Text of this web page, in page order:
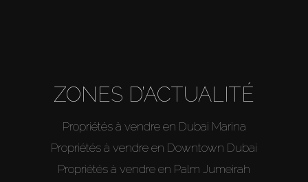
ZONES D’ACTUALITÉ
Propriétés à vendre en Dubai Marina
Propriétés à vendre en Downtown Dubai
Propriétés à vendre en Palm Jumeirah